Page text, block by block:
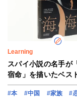
Learning
スパイ小説の名手が
宿命」を描いたベス
#本 #中国 #家族 #